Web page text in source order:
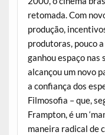
retomada. Com
produção,
produtoras, pouco
ganhou espaço nas
alcançou um novo
a confiança dos
Filmosofia – que,
Frampton, é um
maneira radical de